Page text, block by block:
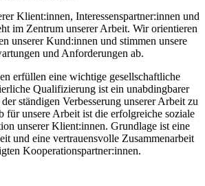
Klient:innen, Interessenspartner:innen und
im Zentrum unserer Arbeit. Wir orientieren
unserer Kund:innen und stimmen unsere
und Anforderungen ab.
erfüllen eine wichtige gesellschaftliche
Qualifizierung ist ein unabdingbarer
ständigen Verbesserung unserer Arbeit zu
für unsere Arbeit ist die erfolgreiche soziale
unserer Klient:innen. Grundlage ist eine
und eine vertrauensvolle Zusammenarbeit
Kooperationspartner:innen.